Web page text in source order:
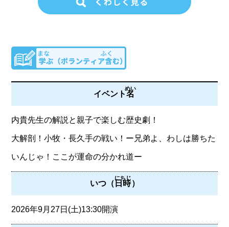
イベント名
めい
内貴先生の解説と親子で楽しむ歴史劇！
大解剖！小牧・長久手の戦い！ー兄弟よ、わしは勝ちた
いんじゃ！ここが運命の分かれ道ー
いつ（日時
にちじ
）
2026年9月27日(土)13:30開演